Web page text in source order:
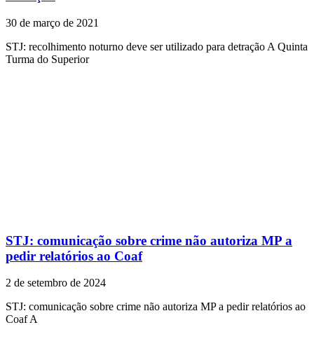
30 de março de 2021
STJ: recolhimento noturno deve ser utilizado para detração A Quinta
Turma do Superior
STJ: comunicação sobre crime não autoriza MP a
pedir relatórios ao Coaf
2 de setembro de 2024
STJ: comunicação sobre crime não autoriza MP a pedir relatórios ao
Coaf ​A